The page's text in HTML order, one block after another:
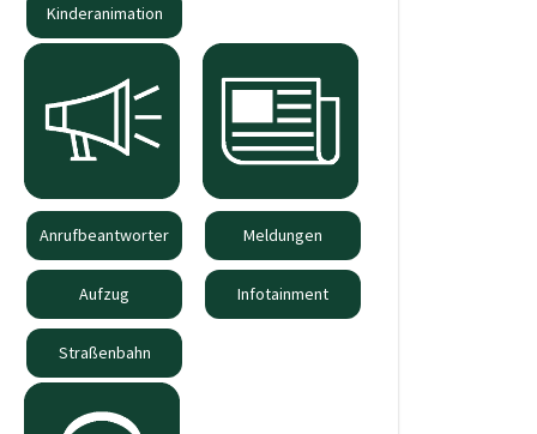
Kinderanimation
Anrufbeantworter
Aufzug
Straßenbahn
Meldungen
Infotainment